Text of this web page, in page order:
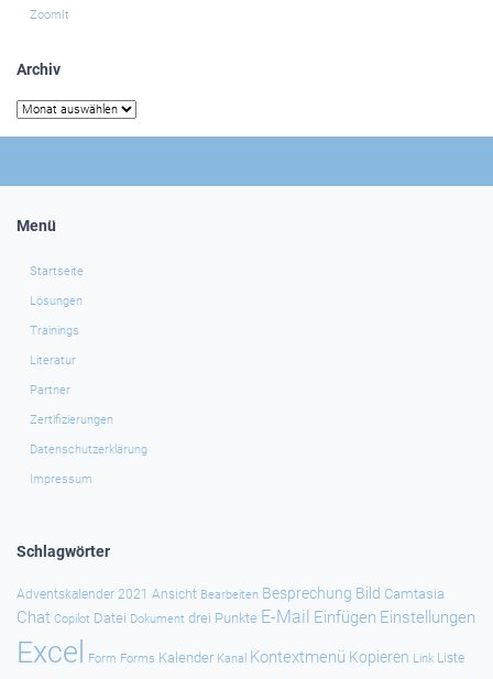
ZoomIt
Archiv
Archiv
Menü
Startseite
Lösungen
Trainings
Literatur
Partner
Zertifizierungen
Datenschutzerklärung
Impressum
Schlagwörter
Adventskalender 2021 Ansicht Bearbeiten Besprechung Bild Camtasia
Chat Copilot Datei Dokument drei Punkte E-Mail Einfügen Einstellungen
Excel Form Forms Kalender Kanal Kontextmenü Kopieren Link Liste